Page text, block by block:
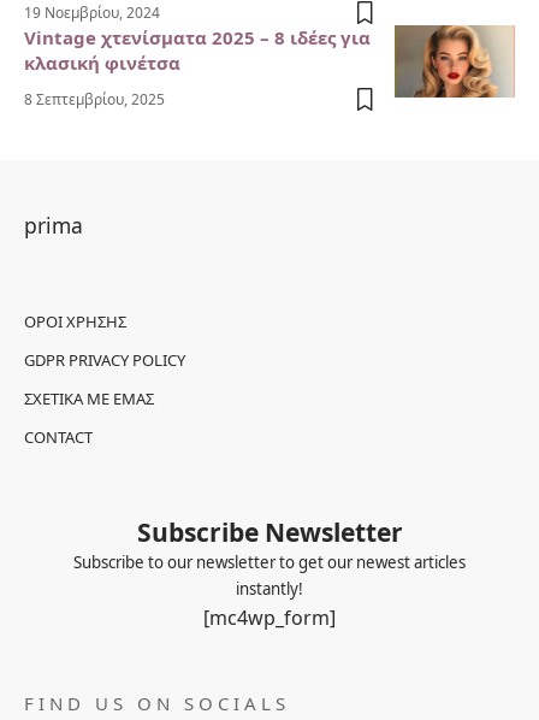
19 Νοεμβρίου, 2024
Vintage χτενίσματα 2025 – 8 ιδέες για
κλασική φινέτσα
8 Σεπτεμβρίου, 2025
prima
ΌΡΟΙ ΧΡΉΣΗΣ
GDPR PRIVACY POLICY
ΣΧΕΤΙΚΆ ΜΕ ΕΜΆΣ
CONTACT
Subscribe Newsletter
Subscribe to our newsletter to get our newest articles
instantly!
[mc4wp_form]
FIND US ON SOCIALS